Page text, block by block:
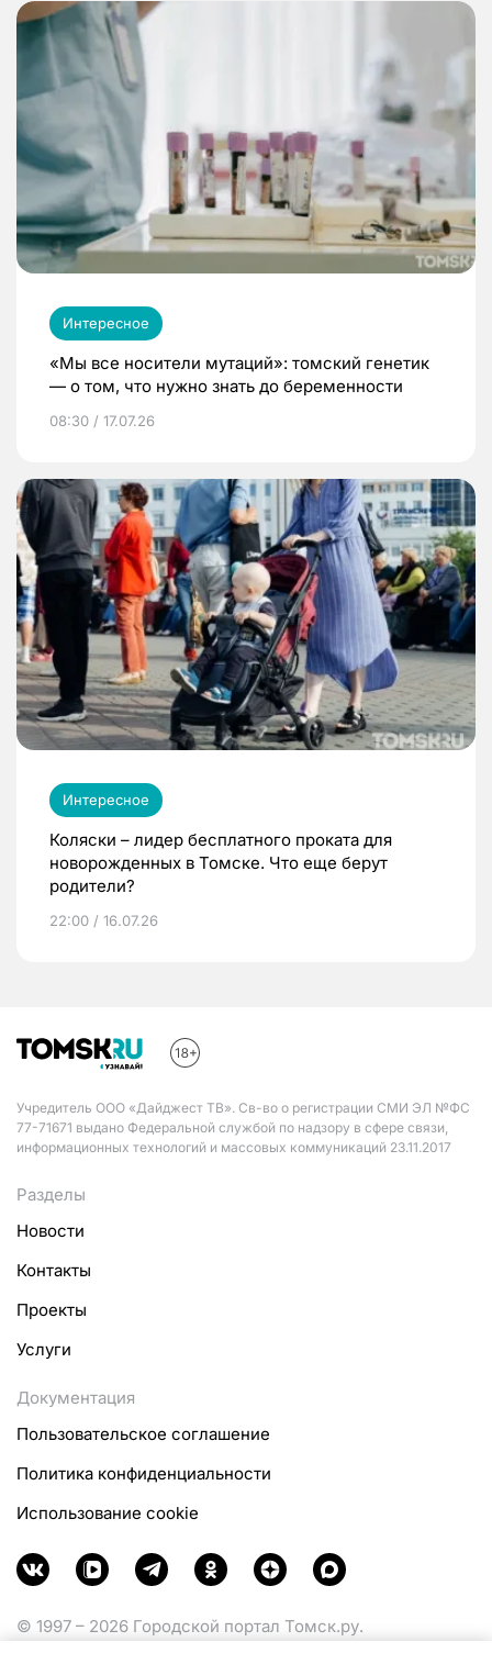
Интересное
«Мы все носители мутаций»: томский генетик
— о том, что нужно знать до беременности
08:30 / 17.07.26
Интересное
Коляски – лидер бесплатного проката для
новорожденных в Томске. Что еще берут
родители?
22:00 / 16.07.26
Учредитель ООО «Дайджест ТВ». Св-во о регистрации СМИ ЭЛ №ФС
77-71671 выдано Федеральной службой по надзору в сфере связи,
информационных технологий и массовых коммуникаций 23.11.2017
Разделы
Новости
Контакты
Проекты
Услуги
Документация
Пользовательское соглашение
Политика конфиденциальности
Использование cookie
© 1997 – 2026 Городской портал Томск.ру.